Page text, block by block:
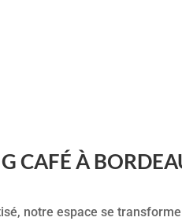
CAFÉ À
notre espace se